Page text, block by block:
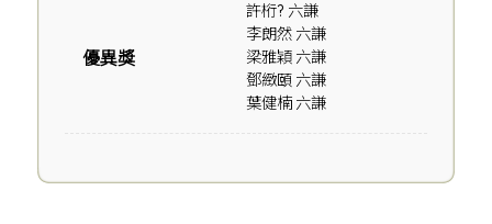
優異獎
許桁? 六謙
李朗然 六謙
梁雅穎 六謙
鄧緻頤 六謙
葉健楠 六謙